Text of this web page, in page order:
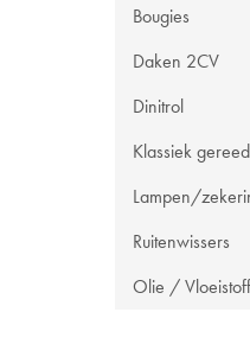
Bougies
Daken 2CV
Dinitrol
Klassiek
Lampen/
Ruitenwissers
Olie /